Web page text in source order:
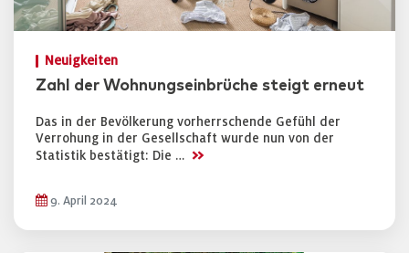
Neuigkeiten
Zahl der Wohnungseinbrüche steigt erneut
Das in der Bevölkerung vorherrschende Gefühl der
Verrohung in der Gesellschaft wurde nun von der
Statistik bestätigt: Die … >>
9. April 2024